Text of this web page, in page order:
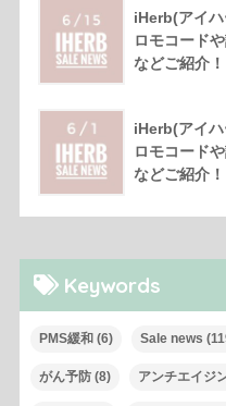
iHerb(アイ
ロモコード
などご紹介
iHerb(アイ
ロモコード
などご紹介
Keywords
PMS緩和 (6) Sale news
がん予防(8) アンチエイジ